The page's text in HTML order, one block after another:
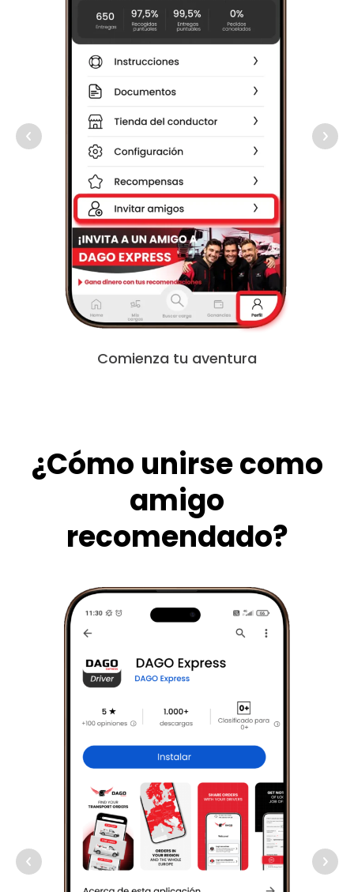
Comienza tu aventura
¿Cómo unirse como
amigo
recomendado?